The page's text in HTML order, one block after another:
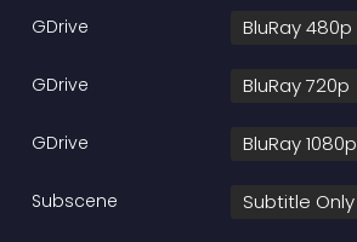
GDrive BluRay 480p
GDrive BluRay 720p
GDrive BluRay 1080p
Subscene Subtitle Only